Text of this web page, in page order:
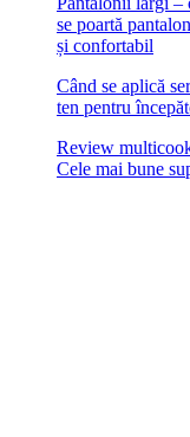
se poartă
și confortabil
Când se aplică
ten pentru
Review
Cele mai bune